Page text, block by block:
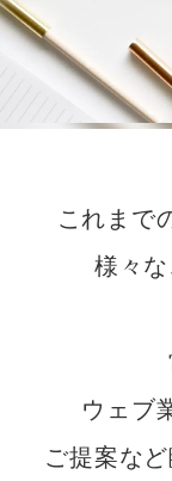
これまで
様々な
ウェブ
ご提案な